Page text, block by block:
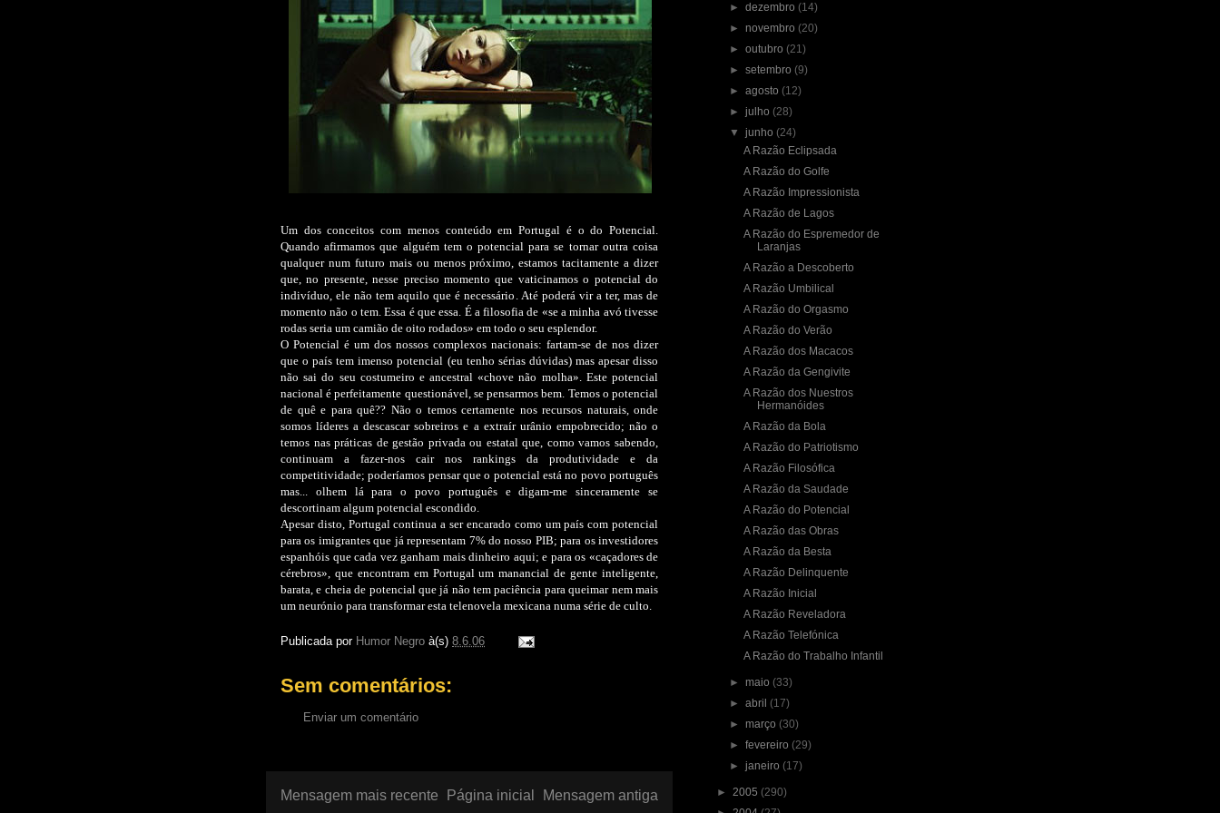
Um dos conceitos com menos conteúdo em Portugal é o do Potencial.
Quando afirmamos que alguém tem o potencial para se tornar outra coisa
qualquer num futuro mais ou menos próximo, estamos tacitamente a dizer
que, no presente, nesse preciso momento que vaticinamos o potencial do
indivíduo, ele não tem aquilo que é necessário. Até poderá vir a ter, mas de
momento não o tem. Essa é que essa. É a filosofia de «se a minha avó tivesse
rodas seria um camião de oito rodados» em todo o seu esplendor.
O Potencial é um dos nossos complexos nacionais: fartam-se de nos dizer
que o país tem imenso potencial (eu tenho sérias dúvidas) mas apesar disso
não sai do seu costumeiro e ancestral «chove não molha». Este potencial
nacional é perfeitamente questionável, se pensarmos bem. Temos o potencial
de quê e para quê?? Não o temos certamente nos recursos naturais, onde
somos líderes a descascar sobreiros e a extraír urânio empobrecido; não o
temos nas práticas de gestão privada ou estatal que, como vamos sabendo,
continuam a fazer-nos cair nos rankings da produtividade e da
competitividade; poderíamos pensar que o potencial está no povo português
mas... olhem lá para o povo português e digam-me sinceramente se
descortinam algum potencial escondido.
Apesar disto, Portugal continua a ser encarado como um país com potencial
para os imigrantes que já representam 7% do nosso PIB; para os investidores
espanhóis que cada vez ganham mais dinheiro aqui; e para os «caçadores de
cérebros», que encontram em Portugal um manancial de gente inteligente,
barata, e cheia de potencial que já não tem paciência para queimar nem mais
um neurónio para transformar esta telenovela mexicana numa série de culto.
Publicada por Humor Negro à(s) 8.6.06
Sem comentários:
Enviar um comentário
Mensagem mais recente Mensagem antiga
Página inicial
►dezembro (14)
►novembro (20)
►outubro (21)
►setembro (9)
►agosto (12)
►julho (28)
▼junho (24)
A Razão Eclipsada
A Razão do Golfe
A Razão Impressionista
A Razão de Lagos
A Razão do Espremedor de
Laranjas
A Razão a Descoberto
A Razão Umbilical
A Razão do Orgasmo
A Razão do Verão
A Razão dos Macacos
A Razão da Gengivite
A Razão dos Nuestros
Hermanóides
A Razão da Bola
A Razão do Patriotismo
A Razão Filosófica
A Razão da Saudade
A Razão do Potencial
A Razão das Obras
A Razão da Besta
A Razão Delinquente
A Razão Inicial
A Razão Reveladora
A Razão Telefónica
A Razão do Trabalho Infantil
►maio (33)
►abril (17)
►março (30)
►fevereiro (29)
►janeiro (17)
► 2005 (290)